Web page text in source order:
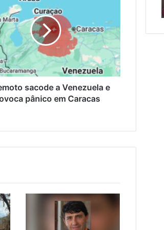
sacode a Venezuela e
pânico em Caracas
em
Encantado
de semana em Encantado